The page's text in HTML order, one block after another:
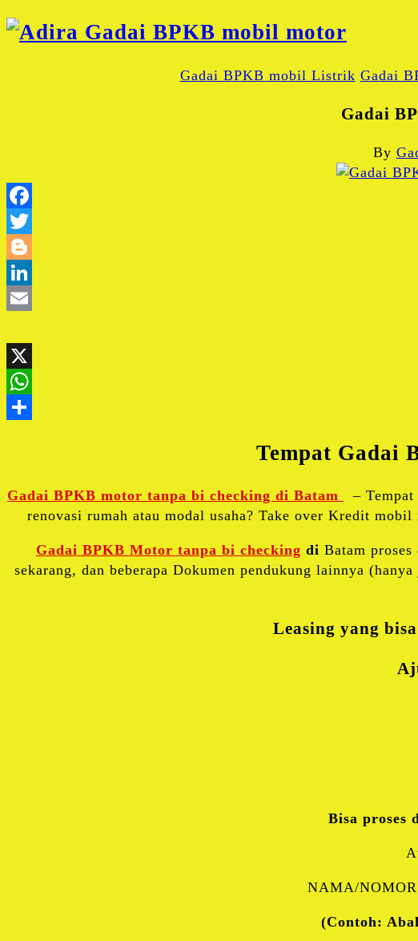
Gadai BPKB mobil Listrik Gadai
Gadai
By
Tempat Gadai
Gadai BPKB motor tanpa bi checking di Batam
–
renovasi rumah atau modal usaha? Take over Kredit
Gadai BPKB Motor tanpa bi checking di Batam
sekarang, dan beberapa Dokumen pendukung lainnya
Leasing yang
Bisa proses
NAMA/
(Contoh: